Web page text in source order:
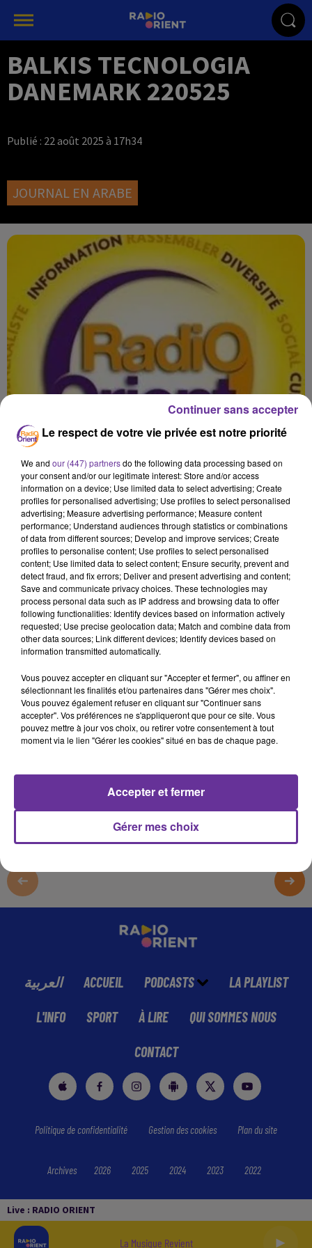
Live : RADIO ORIENT
La Musique Revient
BALKIS TECNOLOGIA
DANEMARK 220525
Publié : 22 août 2025 à 17h34
JOURNAL EN ARABE
BALKIS TECNOLOGIA DANEMARK 220525
22 août 2025 - 1 min 37 sec
BALKIS TECNOLOGIA DANEMARK 220525
omar
BALKIS TECNOLOGIA DANEMARK 220525
BALKIS TECNOLOGIA DANEMARK 220525
0:00 1 min 37 sec
العربية ACCUEIL PODCASTS LA PLAYLIST
L'INFO SPORT À LIRE QUI SOMMES NOUS
CONTACT
Politique de confidentialité Gestion des cookies Plan du site
Archives 2026 2025 2024 2023 2022
Le respect de votre vie privée est notre priorité
We and our (447) partnersdo the following data processing based on
your consent and/or our legitimate interest: Store and/or access
information on a device; Use limited data to select advertising; Create
profiles for personalised advertising; Use profiles to select personalised
advertising; Measure advertising performance; Measure content
performance; Understand audiences through statistics or combinations
of data from different sources; Develop and improve services; Create
profiles to personalise content; Use profiles to select personalised
content; Use limited data to select content; Ensure security, prevent and
detect fraud, and fix errors; Deliver and present advertising and content;
Save and communicate privacy choices. These technologies may
process personal data such as IP address and browsing data to offer
following functionalities: Identify devices based on information actively
requested; Use precise geolocation data; Match and combine data from
other data sources; Link different devices; Identify devices based on
information transmitted automatically.
Vous pouvez accepter en cliquant sur "Accepter et fermer", ou affiner en
sélectionnant les finalités et/ou partenaires dans "Gérer mes choix".
Vous pouvez également refuser en cliquant sur "Continuer sans
accepter". Vos préférences ne s'appliqueront que pour ce site. Vous
pouvez mettre à jour vos choix, ou retirer votre consentement à tout
moment via le lien "Gérer les cookies" situé en bas de chaque page.
Gérer mes choix
Accepter et fermer
Continuer sans accepter